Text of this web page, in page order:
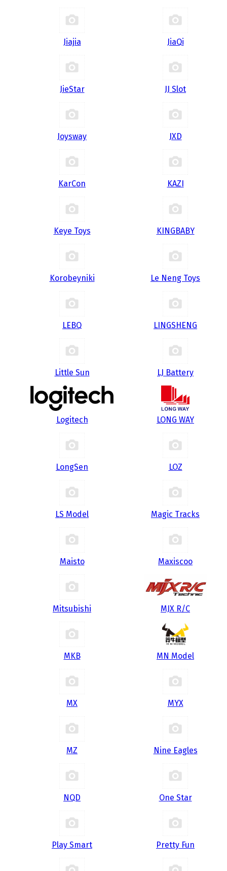
Jiajia JiaQi
JieStar JJ Slot
Joysway JXD
KarCon KAZI
Keye Toys KINGBABY
Korobeyniki Le Neng Toys
LEBQ LINGSHENG
Little Sun LJ Battery
Logitech LONG WAY
LongSen LOZ
LS Model Magic Tracks
Maisto Maxiscoo
Mitsubishi MJX R/C
MKB MN Model
MX MYX
MZ Nine Eagles
NQD One Star
Play Smart Pretty Fun